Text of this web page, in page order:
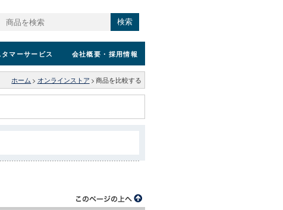
検索
タマーサービス 会社概要 ・採用情報
ホーム > オンラインストア > 商品を比較する